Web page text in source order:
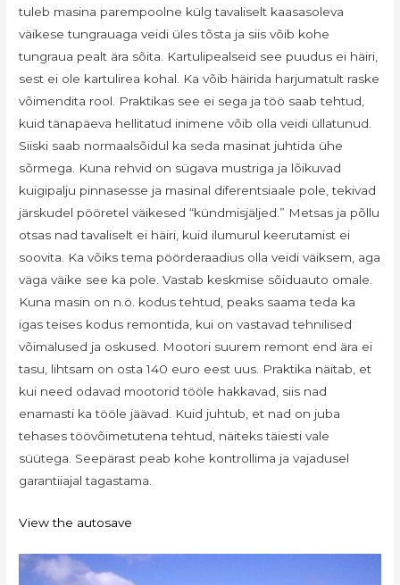
tuleb masina parempoolne külg tavaliselt kaasasoleva
väikese tungrauaga veidi üles tõsta ja siis võib kohe
tungraua pealt ära sõita. Kartulipealseid see puudus ei häiri,
sest ei ole kartulirea kohal. Ka võib häirida harjumatult raske
võimendita rool. Praktikas see ei sega ja töö saab tehtud,
kuid tänapäeva hellitatud inimene võib olla veidi üllatunud.
Siiski saab normaalsõidul ka seda masinat juhtida ühe
sõrmega. Kuna rehvid on sügava mustriga ja lõikuvad
kuigipalju pinnasesse ja masinal diferentsiaale pole, tekivad
järskudel pööretel väikesed “kündmisjäljed.” Metsas ja põllu
otsas nad tavaliselt ei häiri, kuid ilumurul keerutamist ei
soovita. Ka võiks tema pöörderaadius olla veidi väiksem, aga
väga väike see ka pole. Vastab keskmise sõiduauto omale.
Kuna masin on n.ö. kodus tehtud, peaks saama teda ka
igas teises kodus remontida, kui on vastavad tehnilised
võimalused ja oskused. Mootori suurem remont end ära ei
tasu, lihtsam on osta 140 euro eest uus. Praktika näitab, et
kui need odavad mootorid tööle hakkavad, siis nad
enamasti ka tööle jäävad. Kuid juhtub, et nad on juba
tehases töövõimetutena tehtud, näiteks täiesti vale
süütega. Seepärast peab kohe kontrollima ja vajadusel
garantiiajal tagastama.
View the autosave